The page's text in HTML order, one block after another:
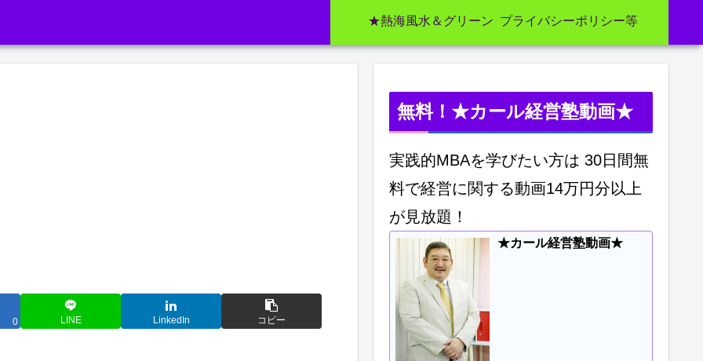
★熱海風水＆グリーン プライバシーポリシー等
0 LINE LinkedIn コピー
無料！★カール経営塾動画★
実践的MBAを学びたい方は 30日間無
料で経営に関する動画14万円分以上
が見放題！
★カール経営塾動画★